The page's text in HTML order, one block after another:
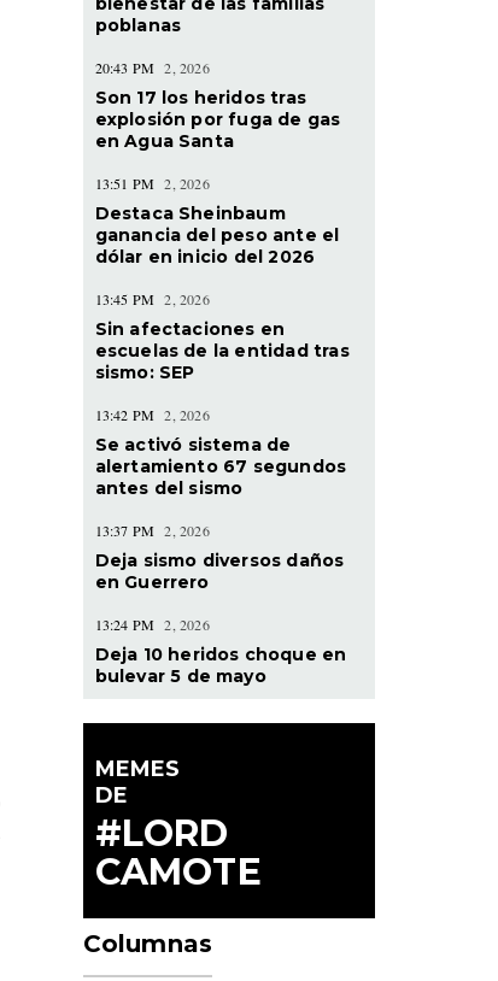
poblanas
20:43 PM 2, 2026
Son 17 los heridos tras
explosión por fuga de gas
en Agua Santa
13:51 PM 2, 2026
Destaca Sheinbaum
ganancia del peso ante el
dólar en inicio del 2026
13:45 PM 2, 2026
Sin afectaciones en
escuelas de la entidad tras
sismo: SEP
13:42 PM 2, 2026
Se activó sistema de
alertamiento 67 segundos
antes del sismo
13:37 PM 2, 2026
Deja sismo diversos daños
en Guerrero
13:24 PM 2, 2026
Deja 10 heridos choque en
bulevar 5 de mayo
MEMES
DE
#LORD
CAMOTE
Columnas